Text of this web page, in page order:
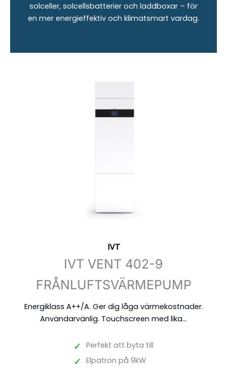
solceller, solcellsbatterier och laddboxar – för
en mer energieffektiv och klimatsmart vardag.
IVT
IVT VENT 402-9
FRÅNLUFTSVÄRMEPUMP
Energiklass A++/A. Ger dig låga värmekostnader.
Användarvänlig. Touchscreen med lika...
✓ Perfekt att byta till
✓ Elpatron på 9kW